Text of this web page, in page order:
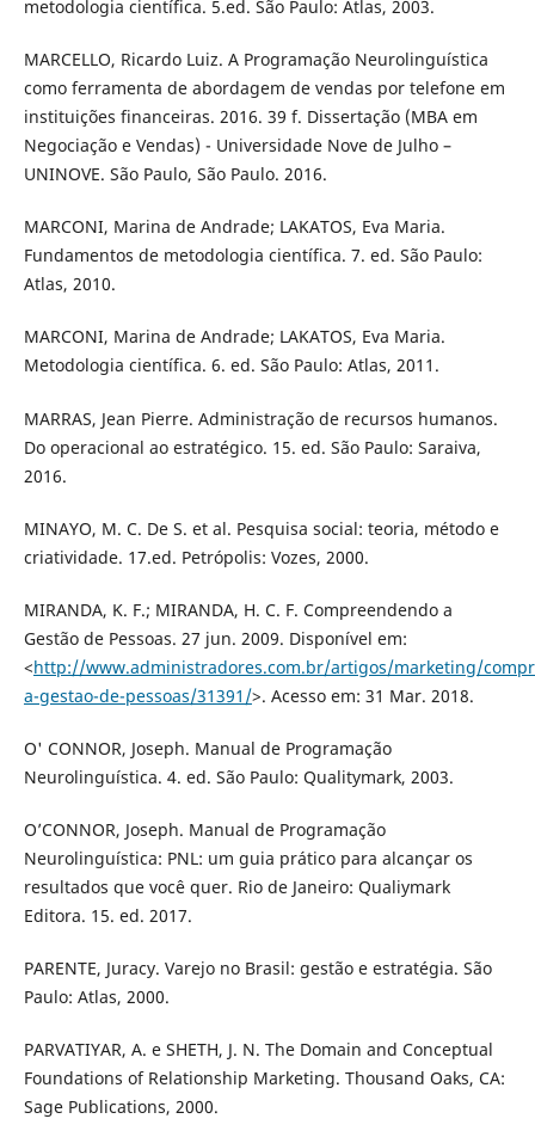
metodologia científica. 5.ed. São Paulo: Atlas, 2003.
MARCELLO, Ricardo Luiz. A Programação Neurolinguística
como ferramenta de abordagem de vendas por telefone em
instituições financeiras. 2016. 39 f. Dissertação (MBA em
Negociação e Vendas) - Universidade Nove de Julho –
UNINOVE. São Paulo, São Paulo. 2016.
MARCONI, Marina de Andrade; LAKATOS, Eva Maria.
Fundamentos de metodologia científica. 7. ed. São Paulo:
Atlas, 2010.
MARCONI, Marina de Andrade; LAKATOS, Eva Maria.
Metodologia científica. 6. ed. São Paulo: Atlas, 2011.
MARRAS, Jean Pierre. Administração de recursos humanos.
Do operacional ao estratégico. 15. ed. São Paulo: Saraiva,
2016.
MINAYO, M. C. De S. et al. Pesquisa social: teoria, método e
criatividade. 17.ed. Petrópolis: Vozes, 2000.
MIRANDA, K. F.; MIRANDA, H. C. F. Compreendendo a
Gestão de Pessoas. 27 jun. 2009. Disponível em:
<http://www.administradores.com.br/artigos/marketing/
a-gestao-de-pessoas/31391/>. Acesso em: 31 Mar. 2018.
O' CONNOR, Joseph. Manual de Programação
Neurolinguística. 4. ed. São Paulo: Qualitymark, 2003.
O’CONNOR, Joseph. Manual de Programação
Neurolinguística: PNL: um guia prático para alcançar os
resultados que você quer. Rio de Janeiro: Qualiymark
Editora. 15. ed. 2017.
PARENTE, Juracy. Varejo no Brasil: gestão e estratégia. São
Paulo: Atlas, 2000.
PARVATIYAR, A. e SHETH, J. N. The Domain and Conceptual
Foundations of Relationship Marketing. Thousand Oaks, CA:
Sage Publications, 2000.